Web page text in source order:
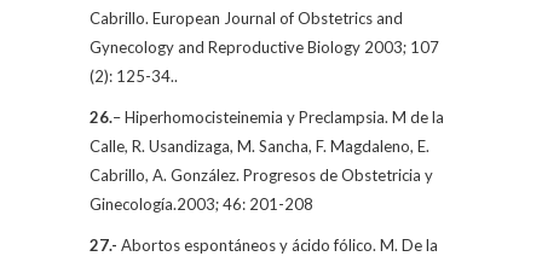
Cabrillo. European Journal of Obstetrics and
Gynecology and Reproductive Biology 2003; 107
(2): 125-34..
26.– Hiperhomocisteinemia y Preclampsia. M de la
Calle, R. Usandizaga, M. Sancha, F. Magdaleno, E.
Cabrillo, A. González. Progresos de Obstetricia y
Ginecología.2003; 46: 201-208
27.- Abortos espontáneos y ácido fólico. M. De la